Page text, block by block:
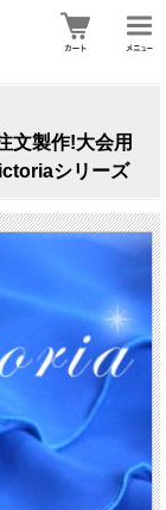
文製作!大会用
シリーズ